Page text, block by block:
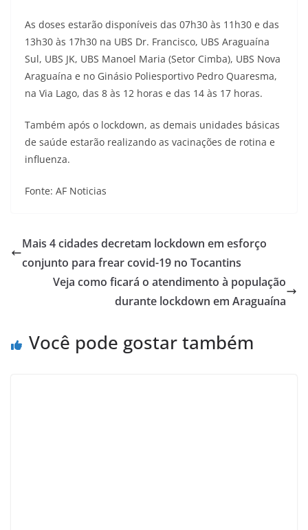
As doses estarão disponíveis das 07h30 às 11h30 e das
13h30 às 17h30 na UBS Dr. Francisco, UBS Araguaína
Sul, UBS JK, UBS Manoel Maria (Setor Cimba), UBS Nova
Araguaína e no Ginásio Poliesportivo Pedro Quaresma,
na Via Lago, das 8 às 12 horas e das 14 às 17 horas.
Também após o lockdown, as demais unidades básicas
de saúde estarão realizando as vacinações de rotina e
influenza.
Fonte: AF Noticias
Mais 4 cidades decretam lockdown em esforço
conjunto para frear covid-19 no Tocantins
Veja como ficará o atendimento à população
durante lockdown em Araguaína
Você pode gostar também